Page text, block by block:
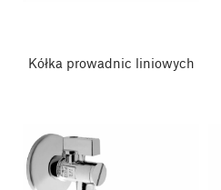
Kółka prowadnic liniowych